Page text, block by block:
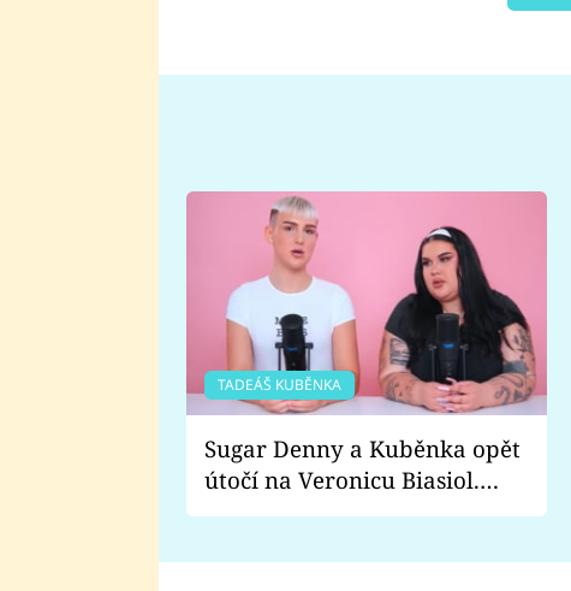
TADEÁŠ KUBĚNKA
Sugar Denny a Kuběnka opět
útočí na Veronicu Biasiol.
Proč je podle nich falešná a